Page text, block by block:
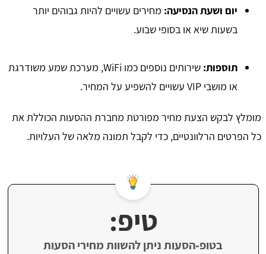
יום ושעת הנסיעה: מחירים עשויים להיות גבוהים יותר
בשעות שיא או בסופי שבוע.
תוספות:
שירותים נוספים כמו WiFi, מערכת שמע משודרגת
או מושבי VIP עשויים להשפיע על המחיר.
מומלץ לבקש הצעת מחיר מפורטת מחברת ההסעות הכוללת את
כל הפרטים הרלוונטיים, כדי לקבל תמונה מלאה של העלויות.
טיפ:
בטופ‑הסעות ניתן להשוות מחירי הסעות